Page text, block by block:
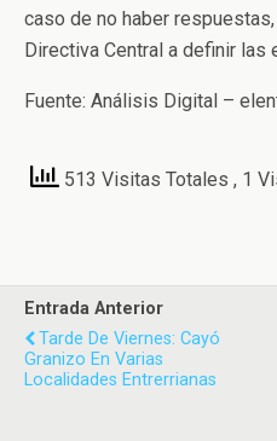
caso de no haber
Directiva Central a definir las
Fuente: Análisis Digital –
513 Visitas Totales , 1
Entrada Anterior
Tarde De Viernes: Cayó
Granizo En Varias
Localidades Entrerrianas